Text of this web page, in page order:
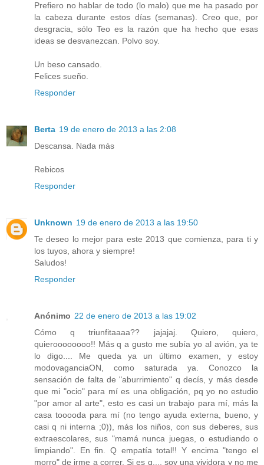
Prefiero no hablar de todo (lo malo) que me ha pasado por
la cabeza durante estos días (semanas). Creo que, por
desgracia, sólo Teo es la razón que ha hecho que esas
ideas se desvanezcan. Polvo soy.
Un beso cansado.
Felices sueño.
Responder
Berta 19 de enero de 2013 a las 2:08
Descansa. Nada más
Rebicos
Responder
Unknown 19 de enero de 2013 a las 19:50
Te deseo lo mejor para este 2013 que comienza, para ti y
los tuyos, ahora y siempre!
Saludos!
Responder
Anónimo 22 de enero de 2013 a las 19:02
Cómo q triunfitaaaa?? jajajaj. Quiero, quiero,
quieroooooooo!! Más q a gusto me subía yo al avión, ya te
lo digo.... Me queda ya un último examen, y estoy
modovaganciaON, como saturada ya. Conozco la
sensación de falta de "aburrimiento" q decís, y más desde
que mi "ocio" para mí es una obligación, pq yo no estudio
"por amor al arte", esto es casi un trabajo para mí, más la
casa tooooda para mí (no tengo ayuda externa, bueno, y
casi q ni interna ;0)), más los niños, con sus deberes, sus
extraescolares, sus "mamá nunca juegas, o estudiando o
limpiando". En fin. Q empatía total!! Y encima "tengo el
morro" de irme a correr. Si es q.... soy una vividora y no me